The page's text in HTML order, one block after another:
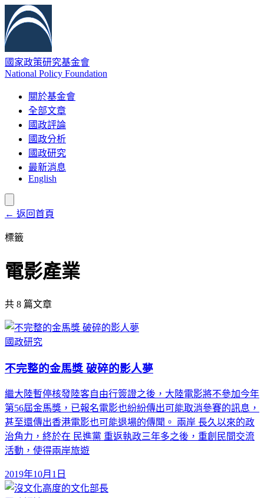
國家政策研究基金會
National Policy Foundation
關於基金會
全部文章
國政評論
國政分析
國政研究
最新消息
English
← 返回首頁
標籤
電影產業
共 8 篇文章
國政研究
不完整的金馬獎 破碎的影人夢
繼大陸暫停核發陸客自由行簽證之後，大陸電影將不參加今年
第56屆金馬獎，已報名電影也紛紛傳出可能取消參賽的訊息，
甚至還傳出香港電影也可能退場的傳聞。 兩岸 長久以來的政
治角力，終於在 民進黨 重返執政三年多之後，重創民間交流
活動，使得兩岸旅遊
2019年10月1日